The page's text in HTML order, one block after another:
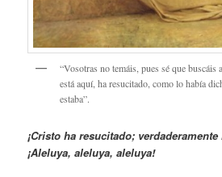
“Vosotras no temáis, pues sé que
está aquí, ha resucitado, como lo había
estaba”.
¡Cristo ha resucitado;
¡Aleluya, aleluya, aleluya!